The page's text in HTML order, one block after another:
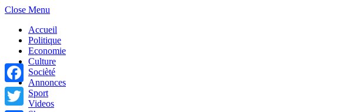
Close Menu
Accueil
Politique
Economie
Culture
Socièté
Annonces
Sport
Videos
Facebook